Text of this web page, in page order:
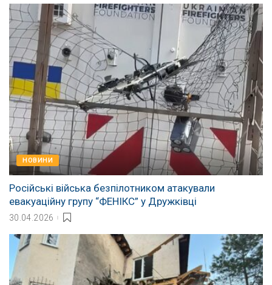
НОВИНИ
Російські війська безпілотником атакували
евакуаційну групу “ФЕНІКС” у Дружківці
30.04.2026